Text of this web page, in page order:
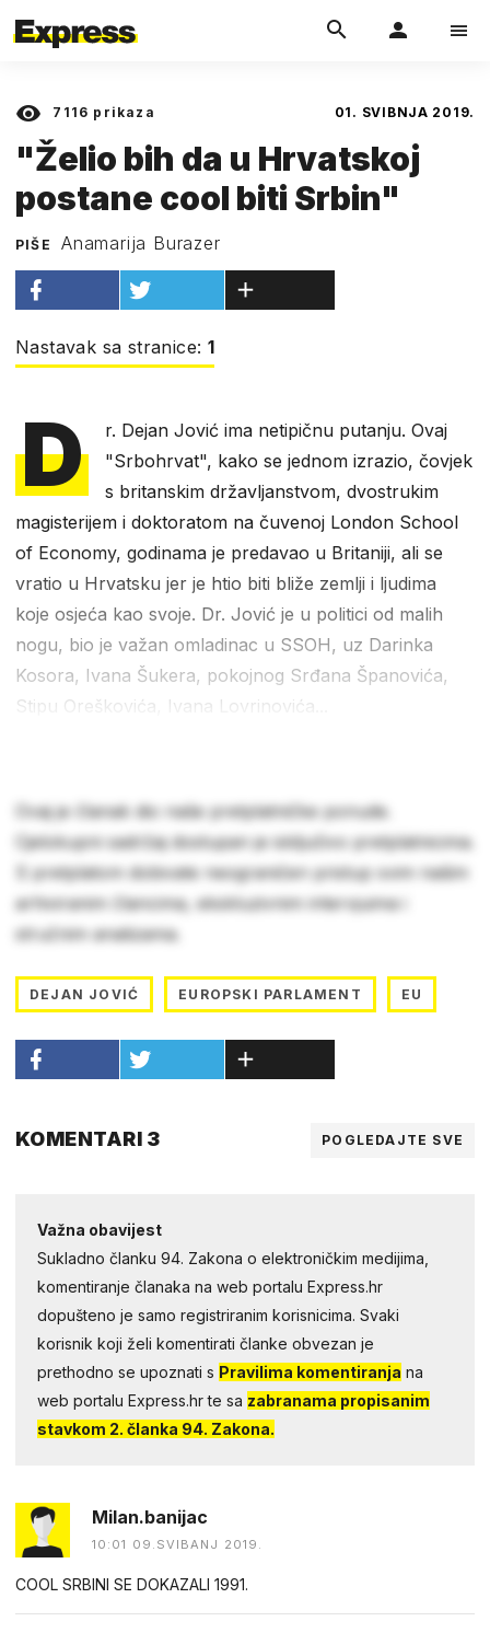
7116 prikaza 01. SVIBNJA 2019.
"Želio bih da u Hrvatskoj
postane cool biti Srbin"
PIŠE Anamarija Burazer
Nastavak sa stranice: 1
D
r. Dejan Jović ima netipičnu putanju. Ovaj
"Srbohrvat", kako se jednom izrazio, čovjek
s britanskim državljanstvom, dvostrukim
magisterijem i doktoratom na čuvenoj London School
of Economy, godinama je predavao u Britaniji, ali se
vratio u Hrvatsku jer je htio biti bliže zemlji i ljudima
koje osjeća kao svoje. Dr. Jović je u politici od malih
nogu, bio je važan omladinac u SSOH, uz Darinka
Kosora, Ivana Šukera, pokojnog Srđana Španovića,
Stipu Oreškovića, Ivana Lovrinovića...
Ovaj je članak dio naše pretplatničke ponude.
Cjelokupni sadržaj dostupan je isključivo pretplatnicima.
S pretplatom dobivate neograničen pristup svim našim
arhiviranim člancima, ekskluzivnim intervjuima i
stručnim analizama.
DEJAN JOVIĆ EUROPSKI PARLAMENT EU
KOMENTARI 3 POGLEDAJTE SVE
Važna obavijest
Sukladno članku 94. Zakona o elektroničkim medijima,
komentiranje članaka na web portalu Express.hr
dopušteno je samo registriranim korisnicima. Svaki
korisnik koji želi komentirati članke obvezan je
prethodno se upoznati s Pravilima komentiranja na
web portalu Express.hr te sa zabranama propisanim
stavkom 2. članka 94. Zakona.
Milan.banijac
10:01 09.SVIBANJ 2019.
COOL SRBINI SE DOKAZALI 1991.